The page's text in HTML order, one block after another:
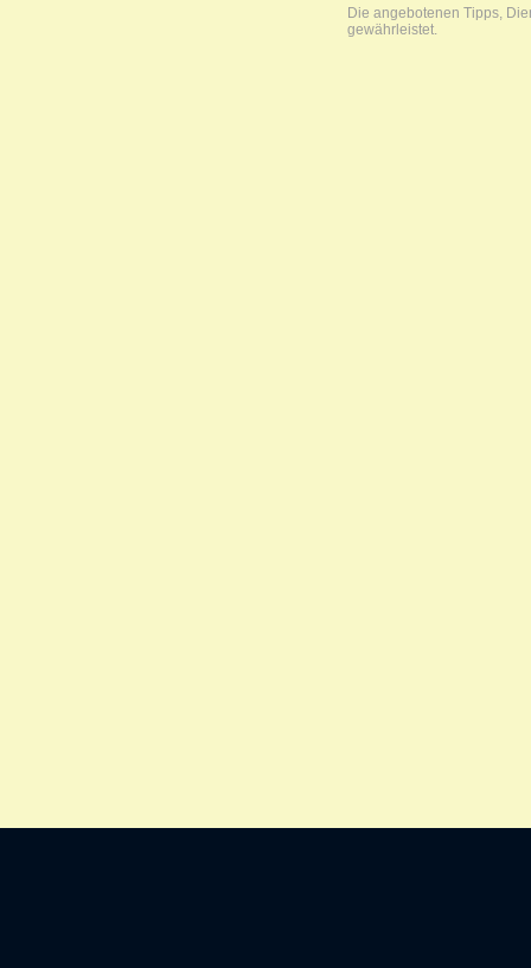
Die angebotenen Tipps,
gewährleistet.